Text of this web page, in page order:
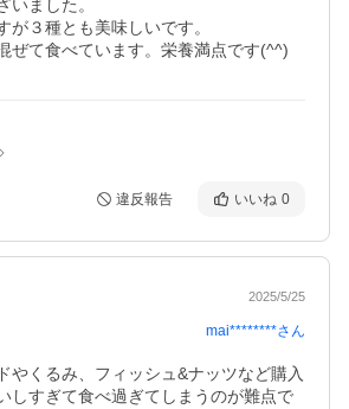
いました。
が３種とも美味しいです。
違反報告 いいね 0
2025/5/25
mai********さん
やくるみ、フィッシュ&ナッツなど購入
しすぎて食べ過ぎてしまうのが難点で